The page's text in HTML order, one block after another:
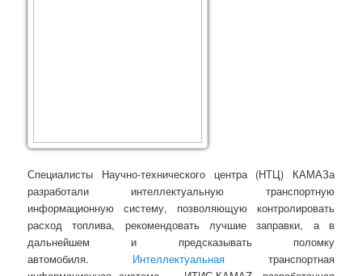
Специалисты Научно-технического центра (НТЦ) КАМАЗа
разработали интеллектуальную транспортную
информационную систему, позволяющую контролировать
расход топлива, рекомендовать лучшие заправки, а в
дальнейшем и предсказывать поломку
автомобиля. Интеллектуальная транспортная